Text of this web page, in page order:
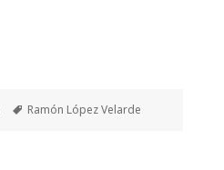
Etiquetas
Ramón López Velarde